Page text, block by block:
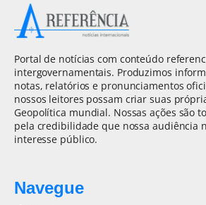
Portal de notícias com conteúdo
intergovernamentais. Produzimos
notas, relatórios e pronunciamentos
nossos leitores possam criar suas
Geopolítica mundial. Nossas ações são
pela credibilidade que nossa audiência
interesse público.
Navegue